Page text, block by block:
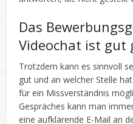
Das
Videochat ist gut
Trotzdem kann es sinnvoll
gut und an welcher Stelle
für ein Missverständnis
Gespräches kann man
eine aufklärende E-Mail an